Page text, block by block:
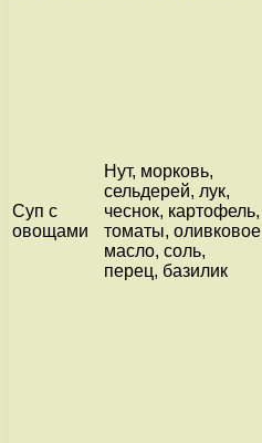
Суп с
овощами
Нут, морковь,
сельдерей, лук,
чеснок, картофель,
томаты, оливковое
масло, соль,
перец, базилик